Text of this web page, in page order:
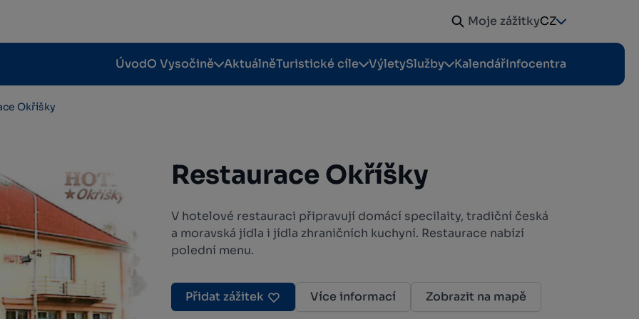
Moje zážitkyCZ
ÚvodO Vysočině AktuálněTuristické cíle VýletySlužby KalendářInfocentra
Okříšky
Restaurace Okříšky
V hotelové restauraci připravují domácí specilaity, tradiční česká
a moravská jídla i jídla zhraničních kuchyní. Restaurace nabízí
polední menu.
Přidat zážitek Více informací Zobrazit na mapě